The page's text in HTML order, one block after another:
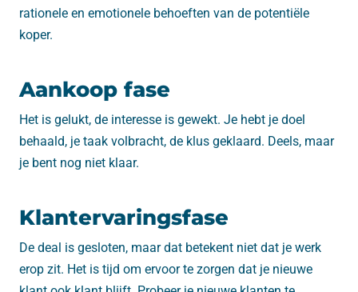
rationele en emotionele behoeften van de potentiële
koper.
Aankoop fase
Het is gelukt, de interesse is gewekt. Je hebt je doel
behaald, je taak volbracht, de klus geklaard. Deels, maar
je bent nog niet klaar.
Klantervaringsfase
De deal is gesloten, maar dat betekent niet dat je werk
erop zit. Het is tijd om ervoor te zorgen dat je nieuwe